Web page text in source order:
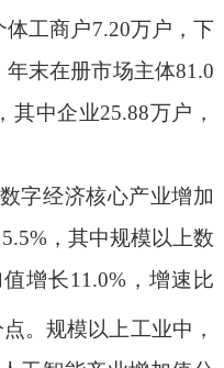
体工商户7.20万户，下
年末在册市场主体81.0
其中企业25.88万户，
数字经济核心产业增加
，其中规模以上数
增长11.0% ，增速比
。规模以上工业中，